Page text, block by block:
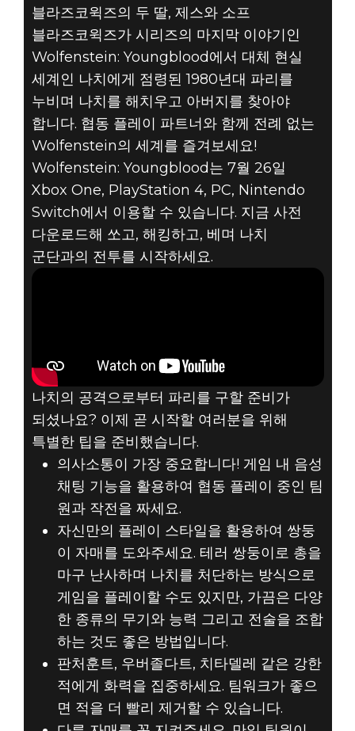
Wolfenstein: Youngblood
2019년 7월 24일
WOLFENSTEIN:
YOUNGBLOOD -
출시 트레일러
블라즈코윅즈의 두 딸, 제스와 소프
블라즈코윅즈가 시리즈의 마지막 이야기인
Wolfenstein: Youngblood에서 대체 현실
세계인 나치에게 점령된 1980년대 파리를
누비며 나치를 해치우고 아버지를 찾아야
합니다. 협동 플레이 파트너와 함께 전례 없는
Wolfenstein의 세계를 즐겨보세요!
Wolfenstein: Youngblood는 7월 26일
Xbox One, PlayStation 4, PC, Nintendo
Switch에서 이용할 수 있습니다. 지금 사전
다운로드해 쏘고, 해킹하고, 베며 나치
군단과의 전투를 시작하세요.
나치의 공격으로부터 파리를 구할 준비가
되셨나요? 이제 곧 시작할 여러분을 위해
특별한 팁을 준비했습니다.
의사소통이 가장 중요합니다! 게임 내 음성
채팅 기능을 활용하여 협동 플레이 중인 팀
원과 작전을 짜세요.
자신만의 플레이 스타일을 활용하여 쌍둥
이 자매를 도와주세요. 테러 쌍둥이로 총을
마구 난사하며 나치를 처단하는 방식으로
게임을 플레이할 수도 있지만, 가끔은 다양
한 종류의 무기와 능력 그리고 전술을 조합
하는 것도 좋은 방법입니다.
판처훈트, 우버졸다트, 치타델레 같은 강한
적에게 화력을 집중하세요. 팀워크가 좋으
면 적을 더 빨리 제거할 수 있습니다.